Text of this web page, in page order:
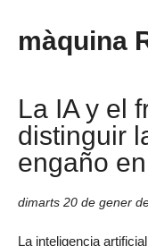
màquina
La IA y el
distinguir
engaño
dimarts 20 de gener
La inteligencia